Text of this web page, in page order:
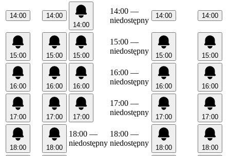
14:00
14:00
14:00
14:00 —
niedostępny
14:00 14:00
15:00 15:00 15:00
15:00 —
niedostępny
15:00 15:00
16:00 16:00 16:00
16:00 —
niedostępny
16:00 16:00
17:00 17:00 17:00
17:00 —
niedostępny
17:00 17:00
18:00 18:00
18:00 —
niedostępny
18:00 —
niedostępny
18:00 18:00